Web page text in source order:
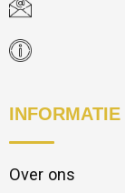
INFORMATIE
Over ons